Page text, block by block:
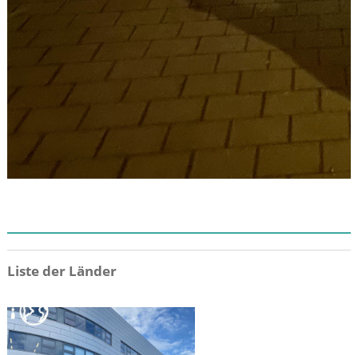
Liste der Länder